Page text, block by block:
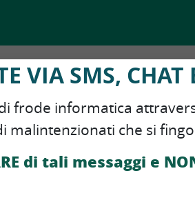
rappresenta una
smetteranno di
di vita.
a coloro che vogliono
i prodotti del
finanziari ed è
da scegliere in relazione
VIA SMS, CHAT
frode informatica
malintenzionati che si
di tali messaggi e